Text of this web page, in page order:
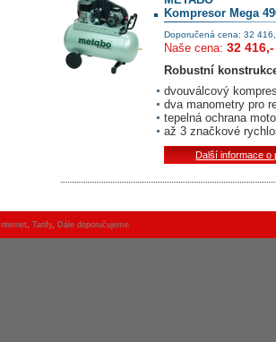
Kompresor Mega
Doporučená cena: 32
Naše cena: 32
Robustní
dvouválcový
dva manometry pro
tepelná ochrana
až 3 značkové
Další informace o
Internet, Tarify, Dále doporučujeme